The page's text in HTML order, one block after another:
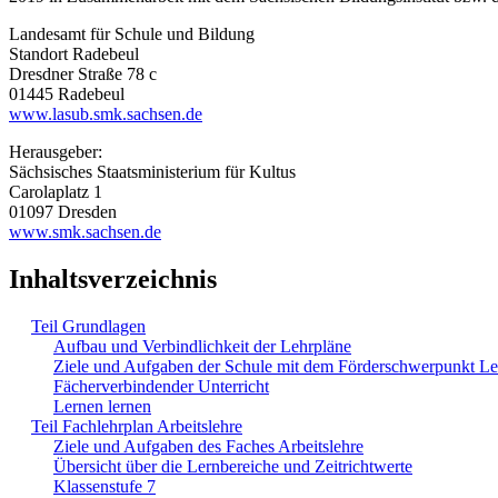
Landesamt für Schule und Bildung
Standort Radebeul
Dresdner Straße 78 c
01445 Radebeul
www.lasub.smk.sachsen.de
Herausgeber:
Sächsisches Staatsministerium für Kultus
Carolaplatz 1
01097 Dresden
www.smk.sachsen.de
Inhaltsverzeichnis
Teil Grundlagen
Aufbau und Verbindlichkeit der Lehrpläne
Ziele und Aufgaben der Schule mit dem Förderschwerpunkt
Fächerverbindender Unterricht
Lernen lernen
Teil Fachlehrplan Arbeitslehre
Ziele und Aufgaben des Faches Arbeitslehre
Übersicht über die Lernbereiche und Zeitrichtwerte
Klassenstufe 7